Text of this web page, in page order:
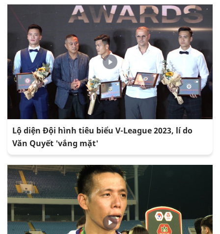
Lộ diện Đội hình tiêu biểu V-League 2023, lí do
Văn Quyết 'vắng mặt'